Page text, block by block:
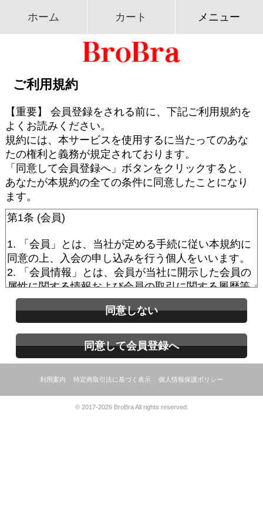
ホーム カート メニュー
ご利用規約
【重要】 会員登録をされる前に、下記ご利用規約を
よくお読みください。
規約には、本サービスを使用するに当たってのあな
たの権利と義務が規定されております。
「同意して会員登録へ」ボタンをクリックすると、
あなたが本規約の全ての条件に同意したことになり
ます。
同意しない
同意して会員登録へ
利用案内 特定商取引法に基づく表示 個人情報保護ポリシー
© 2017-2026 BroBra All rights reserved.